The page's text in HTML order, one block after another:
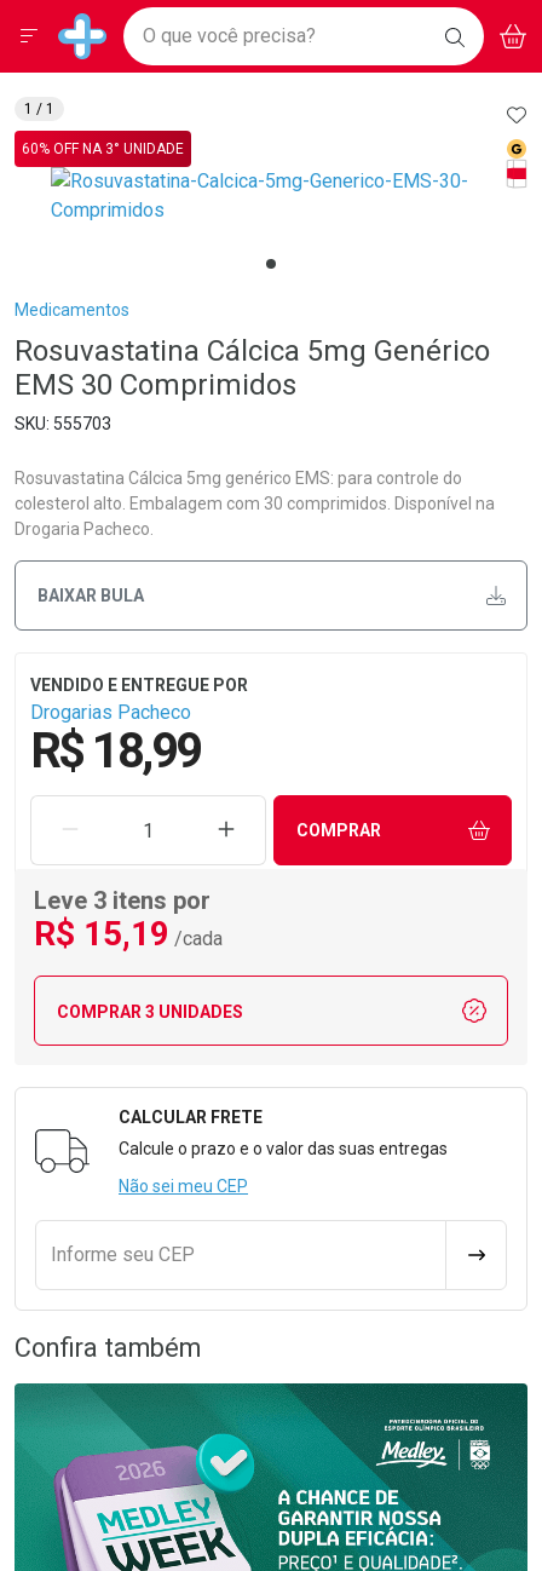
Drogarias Pacheco
Baixe nosso APP e aproveite Ofertas Exclusivas!
BAIXE
O APP
Ir direto para a home
pela página
Ir direto para o conteúdo
Ir direto para a busca
Ir direto para a conta
Ir direto para a ajuda
Ir direto para a notificações
Ir direto para o carrinho
Ir direto para o menu
Faça a sua busca
O que você precisa? BUSCAR
Menu
Breadcrumb
Medicamentos
Rosuvastatina Cálcica 5mg Genérico
EMS 30 Comprimidos
555703
Rosuvastatina Cálcica 5mg genérico EMS: para controle do
colesterol alto. Embalagem com 30 comprimidos. Disponível na
Drogaria Pacheco.
BAIXAR BULA
Drogarias Pacheco
R$ 18,99
REMOVER UMA UNIDADEAUMENTAR UMA UNIDADE
COMPRAR
Leve 3 itens por
R$ 15,19 /cada
COMPRAR 3 UNIDADES
Formulário para Calcular o Frete
CALCULAR FRETE
Calcule o prazo e o valor das suas entregas
Não sei meu CEP
Informe seu CEP
60% OFF NA 3° UNIDADE
1 / 1
Confira também